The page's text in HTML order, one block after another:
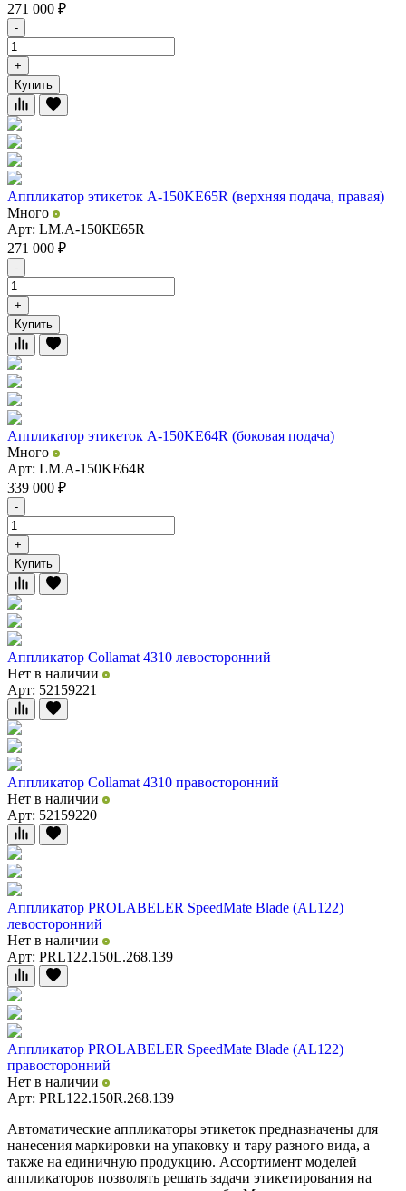
271 000 ₽
-
+
Купить
Аппликатор этикеток А-150KE65R (верхняя подача, правая)
Много
Арт: LM.А-150КЕ65R
271 000 ₽
-
+
Купить
Аппликатор этикеток А-150KE64R (боковая подача)
Много
Арт: LM.A-150KE64R
339 000 ₽
-
+
Купить
Аппликатор Collamat 4310 левосторонний
Нет в наличии
Арт: 52159221
Аппликатор Collamat 4310 правосторонний
Нет в наличии
Арт: 52159220
Аппликатор PROLABELER SpeedMate Blade (AL122)
левосторонний
Нет в наличии
Арт: PRL122.150L.268.139
Аппликатор PROLABELER SpeedMate Blade (AL122)
правосторонний
Нет в наличии
Арт: PRL122.150R.268.139
Автоматические аппликаторы этикеток предназначены для
нанесения маркировки на упаковку и тару разного вида, а
также на единичную продукцию. Ассортимент моделей
аппликаторов позволять решать задачи этикетирования на